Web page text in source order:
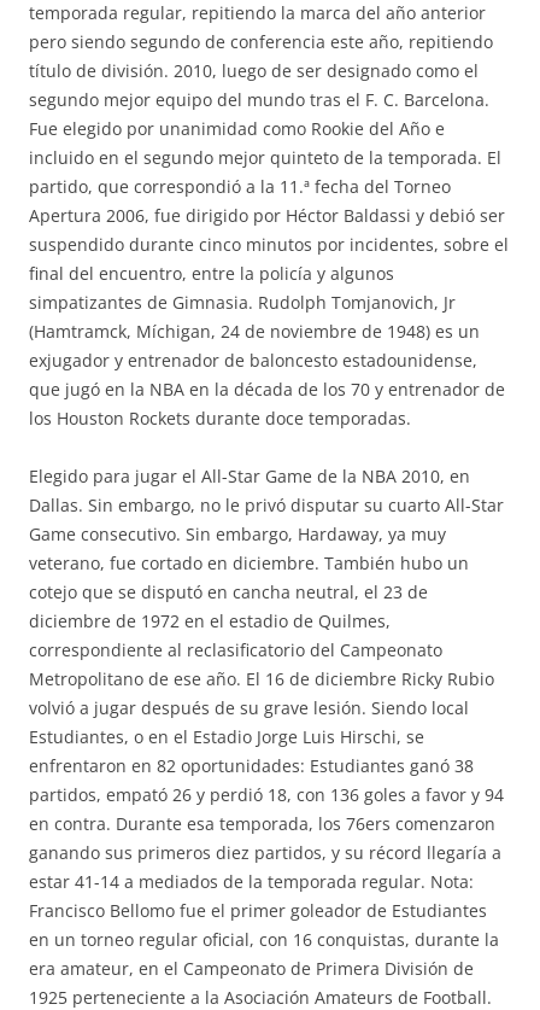
temporada regular, repitiendo la marca del año anterior
pero siendo segundo de conferencia este año, repitiendo
título de división. 2010, luego de ser designado como el
segundo mejor equipo del mundo tras el F. C. Barcelona.
Fue elegido por unanimidad como Rookie del Año e
incluido en el segundo mejor quinteto de la temporada. El
partido, que correspondió a la 11.ª fecha del Torneo
Apertura 2006, fue dirigido por Héctor Baldassi y debió ser
suspendido durante cinco minutos por incidentes, sobre el
final del encuentro, entre la policía y algunos
simpatizantes de Gimnasia. Rudolph Tomjanovich, Jr
(Hamtramck, Míchigan, 24 de noviembre de 1948) es un
exjugador y entrenador de baloncesto estadounidense,
que jugó en la NBA en la década de los 70 y entrenador de
los Houston Rockets durante doce temporadas.
Elegido para jugar el All-Star Game de la NBA 2010, en
Dallas. Sin embargo, no le privó disputar su cuarto All-Star
Game consecutivo. Sin embargo, Hardaway, ya muy
veterano, fue cortado en diciembre. También hubo un
cotejo que se disputó en cancha neutral, el 23 de
diciembre de 1972 en el estadio de Quilmes,
correspondiente al reclasificatorio del Campeonato
Metropolitano de ese año. El 16 de diciembre Ricky Rubio
volvió a jugar después de su grave lesión. Siendo local
Estudiantes, o en el Estadio Jorge Luis Hirschi, se
enfrentaron en 82 oportunidades: Estudiantes ganó 38
partidos, empató 26 y perdió 18, con 136 goles a favor y 94
en contra. Durante esa temporada, los 76ers comenzaron
ganando sus primeros diez partidos, y su récord llegaría a
estar 41-14 a mediados de la temporada regular. Nota:
Francisco Bellomo fue el primer goleador de Estudiantes
en un torneo regular oficial, con 16 conquistas, durante la
era amateur, en el Campeonato de Primera División de
1925 perteneciente a la Asociación Amateurs de Football.